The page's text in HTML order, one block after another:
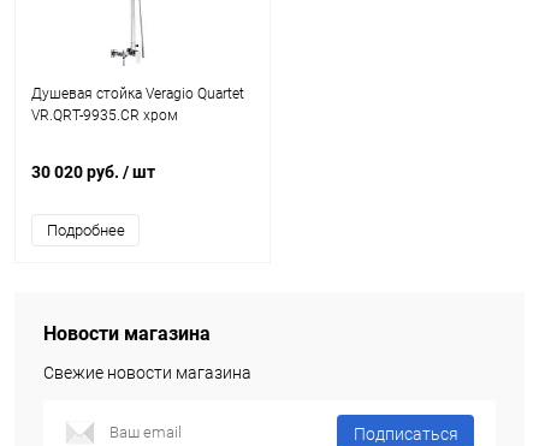
Душевая стойка Veragio Quartet
VR.QRT-9935.CR хром
30 020 руб. / шт
Подробнее
Новости магазина
Свежие новости магазина
Подписаться